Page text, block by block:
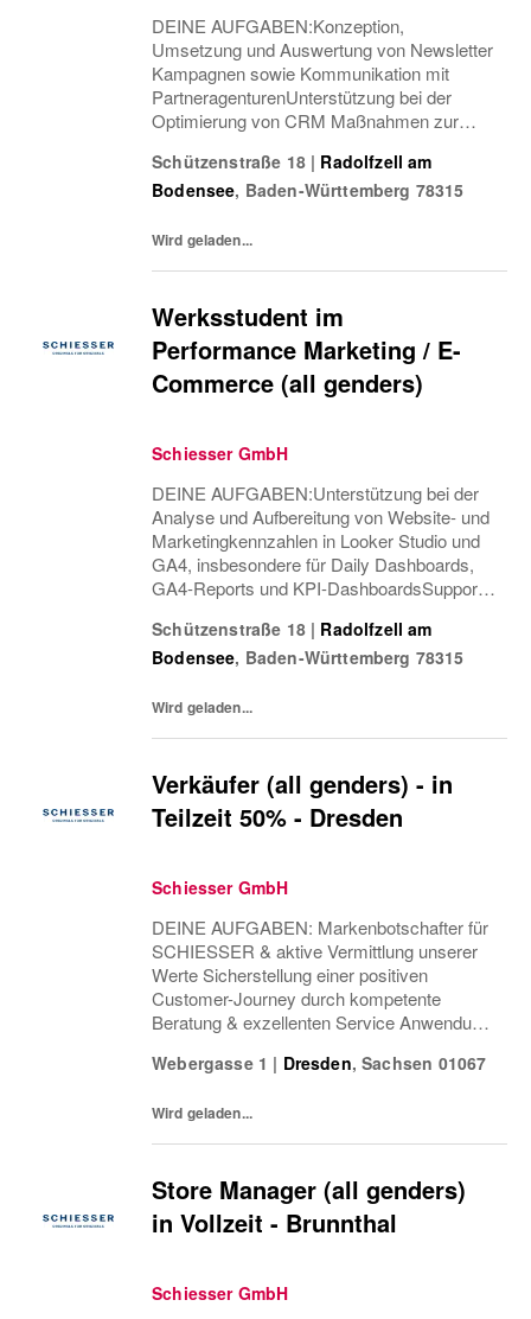
DEINE AUFGABEN:Konzeption,
Umsetzung und Auswertung von Newsletter
Kampagnen sowie Kommunikation mit
PartneragenturenUnterstützung bei der
Optimierung von CRM Maßnahmen zur
via E-Mail, WhatsApp und Print-
MailingsControlling der Leadgenerierungen
Schützenstraße 18 | Radolfzell am
Bodensee, Baden-Württemberg 78315
Wird geladen...
Werksstudent im
Performance Marketing / E-
Commerce (all genders)
Schiesser GmbH
DEINE AUFGABEN:Unterstützung bei der
Analyse und Aufbereitung von Website- und
Marketingkennzahlen in Looker Studio und
GA4, insbesondere für Daily Dashboards,
GA4-Reports und KPI-DashboardsSupport
Keyword-Recherche (z. B. mit Sistrix,
Ahrefs und Google...
Schützenstraße 18 | Radolfzell am
Bodensee, Baden-Württemberg 78315
Wird geladen...
Verkäufer (all genders) - in
Teilzeit 50% - Dresden
Schiesser GmbH
DEINE AUFGABEN: Markenbotschafter für
SCHIESSER & aktive Vermittlung unserer
Werte Sicherstellung einer positiven
Customer-Journey durch kompetente
Beratung & exzellenten Service Anwendung
Optimierung des Einkaufserlebnisses
Webergasse 1 | Dresden,Sachsen 01067
Wird geladen...
Store Manager (all genders)
in Vollzeit - Brunnthal
Schiesser GmbH